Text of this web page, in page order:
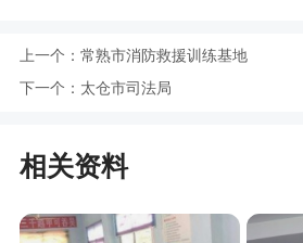
上一个： 常熟市消防救援训练基地
下一个： 太仓市司法局
相关资料